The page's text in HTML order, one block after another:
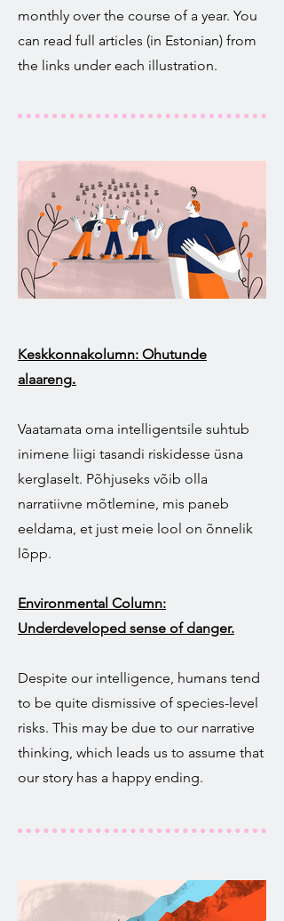
monthly over the course of a year. You
can read full articles (in Estonian) from
the links under each illustration.
Keskkonnakolumn: Ohutunde
alaareng.
Vaatamata oma intelligentsile suhtub
inimene liigi tasandi riskidesse üsna
kerglaselt. Põhjuseks võib olla
narratiivne mõtlemine, mis paneb
eeldama, et just meie lool on õnnelik
lõpp.
Environmental Column:
Underdeveloped sense of danger.
Despite our intelligence, humans tend
to be quite dismissive of species-level
risks. This may be due to our narrative
thinking, which leads us to assume that
our story has a happy ending.